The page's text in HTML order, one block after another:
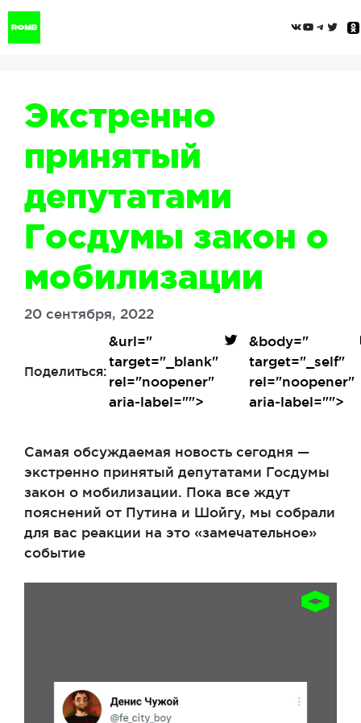
Перейти
Экстренно
принятый
депутатами
Госдумы закон о
мобилизации
20 сентября, 2022
Поделиться:
&url="
target="_blank"
rel="noopener"
aria-label="">
&body="
target="_self"
rel="noopener"
aria-label="">
Самая обсуждаемая новость сегодня —
экстренно принятый депутатами Госдумы
закон о мобилизации. Пока все ждут
пояснений от Путина и Шойгу, мы собрали
для вас реакции на это «замечательное»
событие